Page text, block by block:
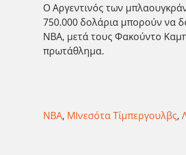
Ο Αργεντινός των
750.000 δολάρια μπορούν να
NBA, μετά τους Φακούντο
πρωτάθλημα.
NBA, ΜΙνεσότα Τίμπεργουλβς,